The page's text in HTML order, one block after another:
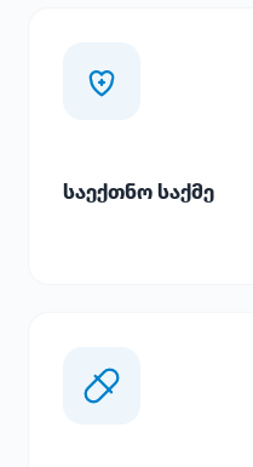
საექთნო საქმე